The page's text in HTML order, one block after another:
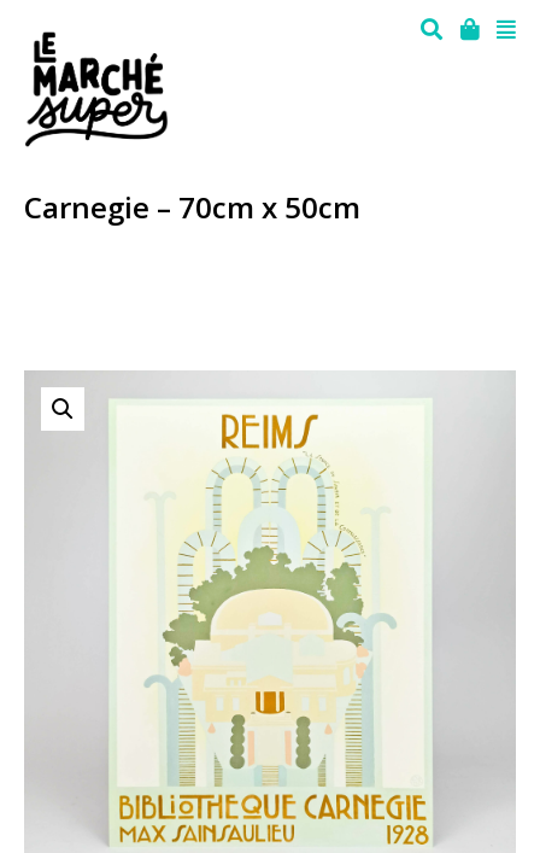
Carnegie – 70cm x 50cm